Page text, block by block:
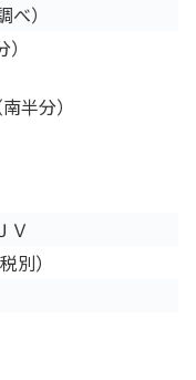
）
半分）
Ｖ
別）